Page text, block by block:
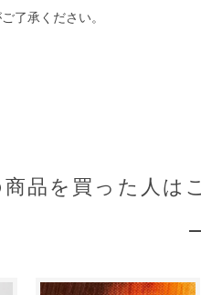
了承ください。
商品を買った人は